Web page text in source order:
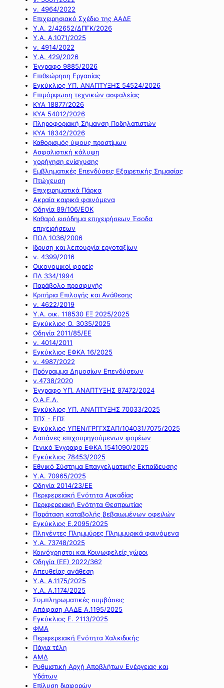
ν. 4964/2022
Επιχειρησιακό Σχέδιο της ΑΑΔΕ
Υ.Α. 2/42652/ΔΠΓΚ/2026
Υ.Α. Α.1071/2025
ν. 4914/2022
Υ.Α. 429/2026
Έγγραφο 9885/2026
Επιθεώρηση Εργασίας
Εγκύκλιος ΥΠ. ΑΝΑΠΤΥΞΗΣ 54524/2026
Επιμόρφωση τεχνικών ασφαλείας
ΚΥΑ 18877/2026
ΚΥΑ 54012/2026
Πληροφοριακή Σήμανση Ποδηλατιστών
ΚΥΑ 18342/2026
Καθορισμός ύψους προστίμων
Ασφαλιστική κάλυψη
χορήγηση ενίσχυσης
Εμβληματικές Επενδύσεις Εξαιρετικής Σημασίας
Πτώχευση
Επιχειρηματικά Πάρκα
Ακραία καιρικά φαινόμενα
Οδηγία 89/106/ΕΟΚ
Καθαρό εισόδημα επιχειρήσεων Έσοδα
επιχειρήσεων
ΠΟΛ 1036/2006
Ιδρυση και λειτουργία εργοταξίων
ν. 4399/2016
Οικονομικοί φορείς
ΠΔ 334/1994
Παράβολο προσφυγής
Κριτήρια Επιλογής και Ανάθεσης
ν. 4622/2019
Υ.Α. οικ. 118530 ΕΞ 2025/2025
Εγκύκλιος Ο. 3035/2025
Οδηγία 2011/85/ΕΕ
ν. 4014/2011
Εγκύκλιος ΕΦΚΑ 16/2025
ν. 4987/2022
Πρόγραμμα Δημοσίων Επενδύσεων
ν.4738/2020
Έγγραφο ΥΠ. ΑΝΑΠΤΥΞΗΣ 87472/2024
Ο.Α.Ε.Δ.
Εγκύκλιος ΥΠ. ΑΝΑΠΤΥΞΗΣ 70033/2025
ΤΠΣ - ΕΠΣ
Εγκύκλιος ΥΠΕΝ/ΓΡΓΓΧΣΑΠ/104031/7075/2025
Δαπάνες επιχουρηγούμενων φορέων
Γενικό Έγγραφο ΕΦΚΑ 1541090/2025
Εγκύκλιος 78453/2025
Εθνικό Σύστημα Επαγγελματικής Εκπαίδευσης
Υ.Α. 70965/2025
Οδηγία 2014/23/ΕΕ
Περιφερειακή Ενότητα Αρκαδίας
Περιφερειακή Ενότητα Θεσπρωτίας
Παράταση καταβολής βεβαιωμένων οφειλών
Εγκύκλιος Ε.2095/2025
Πληγέντες Πλημμύρες Πλημμυρικά φαινόμενα
Υ.Α. 73748/2025
Κοινόχρηστοι και Κοινωφελείς χώροι
Οδηγία (ΕΕ) 2022/362
Απευθείας ανάθεση
Υ.Α. Α.1175/2025
Υ.Α. Α.1174/2025
Συμπληρωματικές συμβάσεις
Απόφαση ΑΑΔΕ Α.1195/2025
Εγκύκλιος Ε. 2113/2025
ΦΜΑ
Περιφερειακή Ενότητα Χαλκιδικής
Πάγια τέλη
ΑΜΔ
Ρυθμιστική Αρχή Αποβλήτων Ενέργειας και
Υδάτων
Επίλυση διαφορών